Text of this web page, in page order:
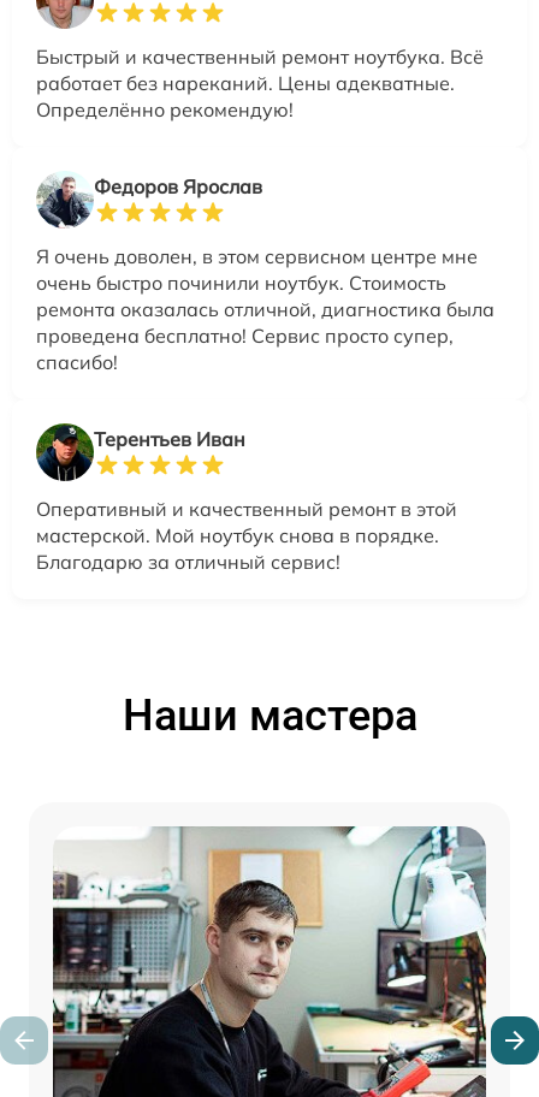
Быстрый и качественный ремонт ноутбука. Всё
работает без нареканий. Цены адекватные.
Определённо рекомендую!
Федоров Ярослав
Я очень доволен, в этом сервисном центре мне
очень быстро починили ноутбук. Стоимость
ремонта оказалась отличной, диагностика была
проведена бесплатно! Сервис просто супер,
спасибо!
Терентьев Иван
Оперативный и качественный ремонт в этой
мастерской. Мой ноутбук снова в порядке.
Благодарю за отличный сервис!
Наши мастера